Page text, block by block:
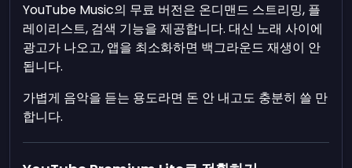
YouTube Music의 무료 버전은 온디맨드 스트리밍, 플
레이리스트, 검색 기능을 제공합니다. 대신 노래 사이에
광고가 나오고, 앱을 최소화하면 백그라운드 재생이 안
됩니다.
가볍게 음악을 듣는 용도라면 돈 안 내고도 충분히 쓸 만
합니다.